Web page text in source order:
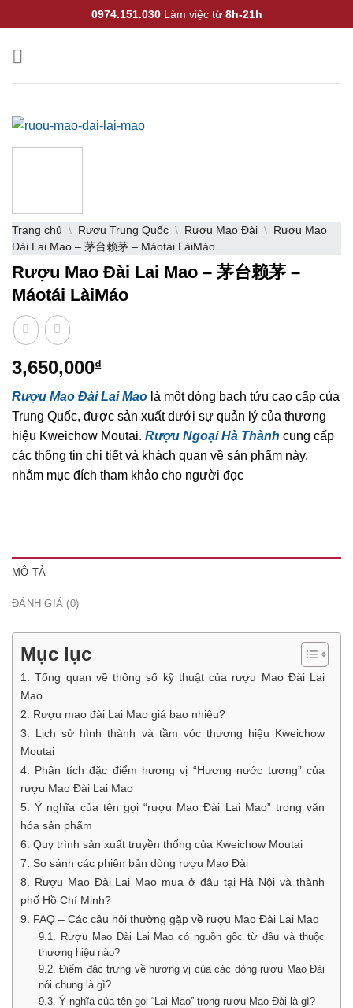
Các sản phẩm rượu không dành cho người dưới 18 tuổi và
phụ nữ đang mang thai.
TÔI DƯỚI 18 TUỔI TÔI ĐÃ TRÊN 18 TUỔI
qua
nội
dung
0974.151.030 Làm việc từ 8h-21h
Trang chủ \ Rượu Trung Quốc \ Rượu Mao Đài \
Rượu Mao
Đài Lai Mao – 茅台赖茅 – Máotái LàiMáo
Rượu Mao Đài Lai Mao – 茅台赖茅 –
Máotái LàiMáo
3,650,000₫
Rượu Mao Đài Lai Mao là một dòng bạch tửu cao cấp của
Trung Quốc, được sản xuất dưới sự quản lý của thương
hiệu Kweichow Moutai. Rượu Ngoại Hà Thành cung cấp
các thông tin chi tiết và khách quan về sản phẩm này,
nhằm mục đích tham khảo cho người đọc
MÔ TẢ
ĐÁNH GIÁ (0)
Mục lục
1. Tổng quan về thông số kỹ thuật của rượu Mao Đài Lai
Mao
2. Rượu mao đài Lai Mao giá bao nhiêu?
3. Lịch sử hình thành và tầm vóc thương hiệu Kweichow
Moutai
4. Phân tích đặc điểm hương vị “Hương nước tương” của
rượu Mao Đài Lai Mao
5. Ý nghĩa của tên gọi “rượu Mao Đài Lai Mao” trong văn
hóa sản phẩm
6. Quy trình sản xuất truyền thống của Kweichow Moutai
7. So sánh các phiên bản dòng rượu Mao Đài
8. Rượu Mao Đài Lai Mao mua ở đâu tại Hà Nội và thành
phố Hồ Chí Minh?
9. FAQ – Các câu hỏi thường gặp về rượu Mao Đài Lai Mao
9.1. Rượu Mao Đài Lai Mao có nguồn gốc từ đâu và thuộc
thương hiệu nào?
9.2. Điểm đặc trưng về hương vị của các dòng rượu Mao Đài
nói chung là gì?
9.3. Ý nghĩa của tên gọi “Lai Mao” trong rượu Mao Đài là gì?